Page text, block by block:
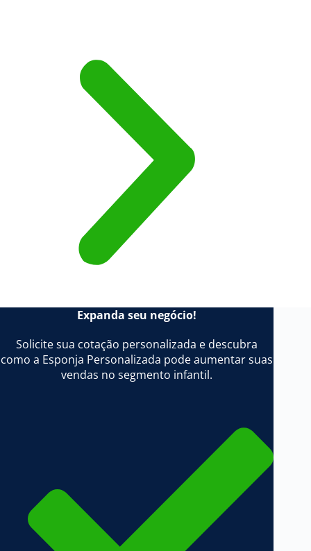
Expanda seu negócio!
Solicite sua cotação personalizada e descubra
como a Esponja Personalizada pode aumentar suas
vendas no segmento infantil.